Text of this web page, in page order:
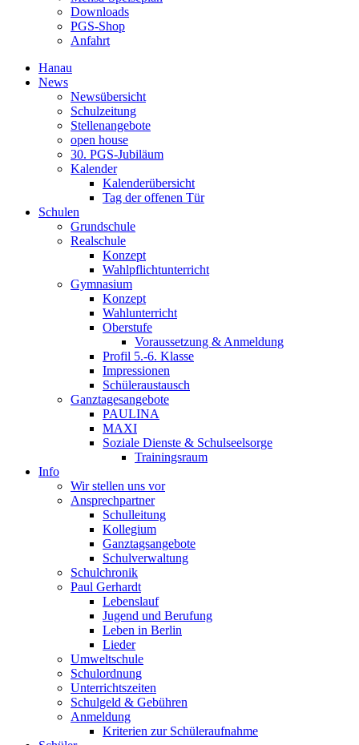
Downloads
PGS-Shop
Anfahrt
Hanau
News
Newsübersicht
Schulzeitung
Stellenangebote
open house
30. PGS-Jubiläum
Kalender
Kalenderübersicht
Tag der offenen Tür
Schulen
Grundschule
Realschule
Konzept
Wahlpflichtunterricht
Gymnasium
Konzept
Wahlunterricht
Oberstufe
Voraussetzung & Anmeldung
Profil 5.-6. Klasse
Impressionen
Schüleraustausch
Ganztagesangebote
PAULINA
MAXI
Soziale Dienste & Schulseelsorge
Trainingsraum
Info
Wir stellen uns vor
Ansprechpartner
Schulleitung
Kollegium
Ganztagsangebote
Schulverwaltung
Schulchronik
Paul Gerhardt
Lebenslauf
Jugend und Berufung
Leben in Berlin
Lieder
Umweltschule
Schulordnung
Unterrichtszeiten
Schulgeld & Gebühren
Anmeldung
Kriterien zur Schüleraufnahme